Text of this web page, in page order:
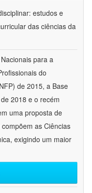
estudos e
das ciências da
para a
do
de 2015, a Base
2018 e o recém
uma proposta de
as Ciências
exigindo um maior